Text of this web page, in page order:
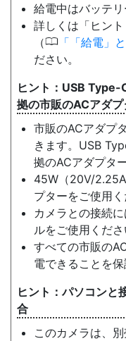
給電中はバッテリ
詳しくは「ヒント
（0 「給電」
ださい。
USB Type-
拠の市販のACアダ
市販のACアダプ
きます。USB
拠のACアダプタ
45W（20V/
プターをご使用く
カメラとの接続
ルをご使用くださ
すべての市販の
電できることを保
パソコンと
合
このカメラは、